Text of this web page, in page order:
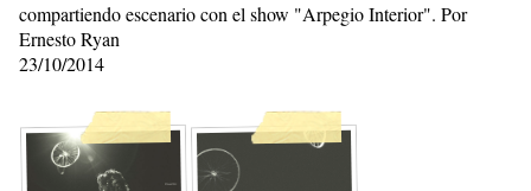
compartiendo escenario con el show "Arpegio Interior". Por
Ernesto Ryan
23/10/2014